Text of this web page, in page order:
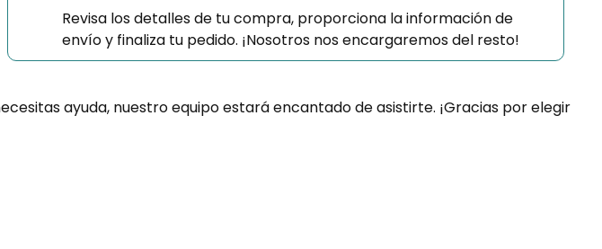
Revisa los detalles de tu compra, proporciona la información de
envío y finaliza tu pedido. ¡Nosotros nos encargaremos del resto!
ayuda, nuestro equipo estará encantado de asistirte. ¡Gracias por elegir